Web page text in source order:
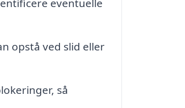
eventuelle
opstå ved slid eller
så